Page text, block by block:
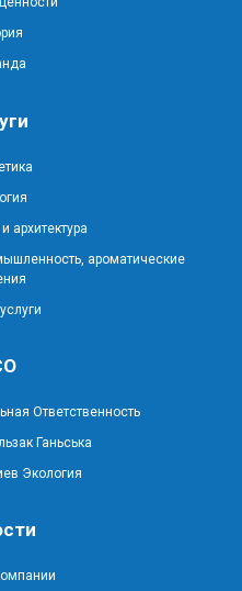
архитектура
ароматические
Ответственность
Ганьська
Экология